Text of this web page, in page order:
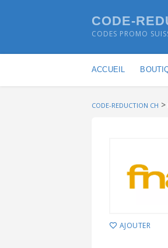
CODE-
CODES PROMO
ACCUEIL
CODE-REDUCTION CH >
AJOUTER